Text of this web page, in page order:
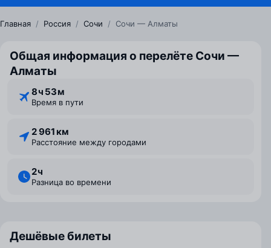
Главная / Россия / Сочи / Сочи — Алматы
Общая информация о перелёте Сочи —
Алматы
8 ⁠ч 53 ⁠м
Время в пути
2 961 км
Расстояние между городами
2 ⁠ч
Разница во времени
Дешёвые билеты